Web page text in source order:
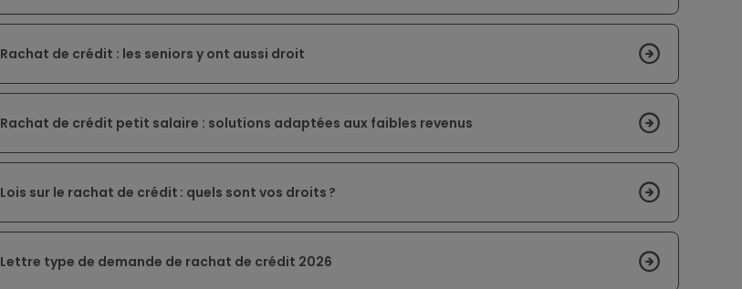
Rachat de crédit : les seniors y ont aussi droit
Rachat de crédit petit salaire : solutions adaptées aux faibles revenus
Lois sur le rachat de crédit : quels sont vos droits ?
Lettre type de demande de rachat de crédit 2026